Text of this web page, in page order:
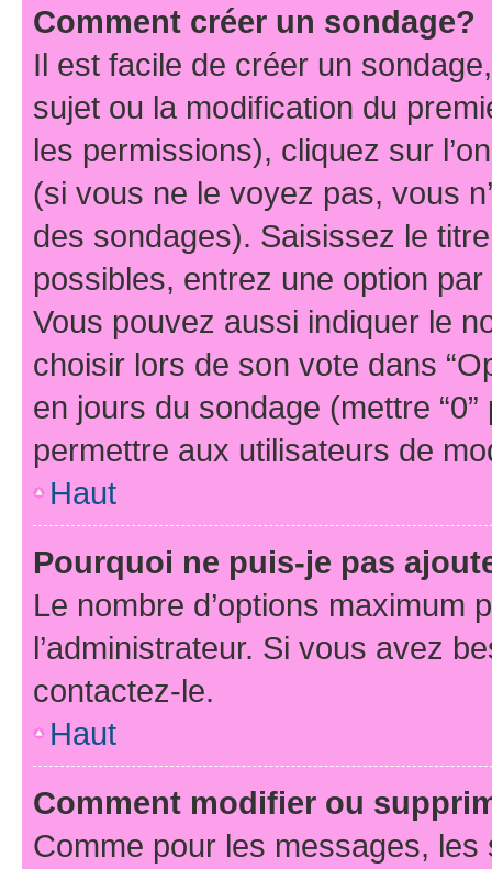
Comment créer un sondage?
Il est facile de créer un
sujet ou la modification du
les permissions), cliquez sur
(si vous ne le voyez pas, vous
des sondages). Saisissez le
possibles, entrez une option
Vous pouvez aussi indiquer le
choisir lors de son vote dans
en jours du sondage (mettre
permettre aux utilisateurs de
Haut
Pourquoi ne puis-je pas
Le nombre d’options maximum
l’administrateur. Si vous avez
contactez-le.
Haut
Comment modifier ou
Comme pour les messages,